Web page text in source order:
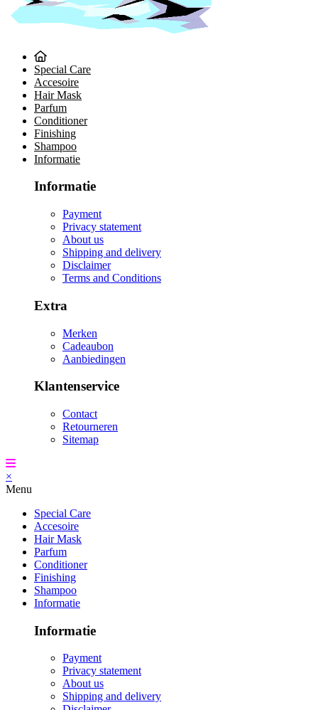
Special Care
Accesoire
Hair Mask
Parfum
Conditioner
Finishing
Shampoo
Informatie
Informatie
Payment
Privacy statement
About us
Shipping and delivery
Disclaimer
Terms and Conditions
Extra
Merken
Cadeaubon
Aanbiedingen
Klantenservice
Contact
Retourneren
Sitemap
×
Menu
Special Care
Accesoire
Hair Mask
Parfum
Conditioner
Finishing
Shampoo
Informatie
Informatie
Payment
Privacy statement
About us
Shipping and delivery